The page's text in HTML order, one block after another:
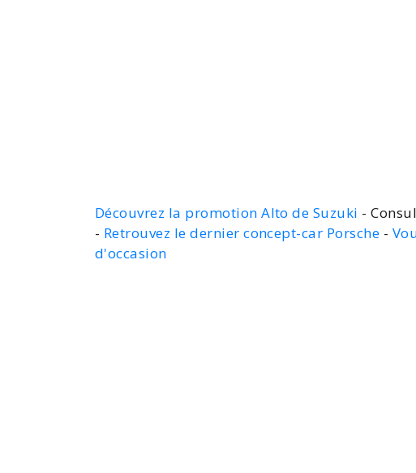
Découvrez la promotion Alto de Suzuki -
- Retrouvez le dernier concept-car Porsche -
d'occasion